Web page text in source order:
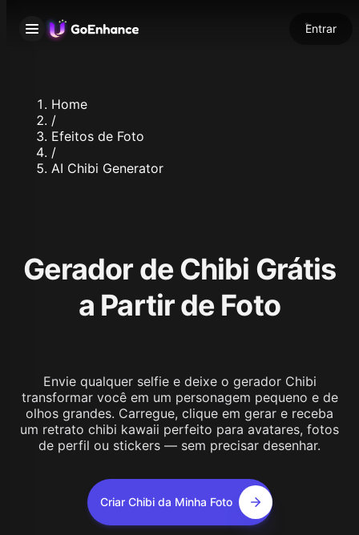
Entrar
Home
/
Efeitos de Foto
/
AI Chibi Generator
Gerador de Chibi Grátis
a Partir de Foto
Envie qualquer selfie e deixe o gerador Chibi
transformar você em um personagem pequeno e de
olhos grandes. Carregue, clique em gerar e receba
um retrato chibi kawaii perfeito para avatares, fotos
de perfil ou stickers — sem precisar desenhar.
Criar Chibi da Minha Foto